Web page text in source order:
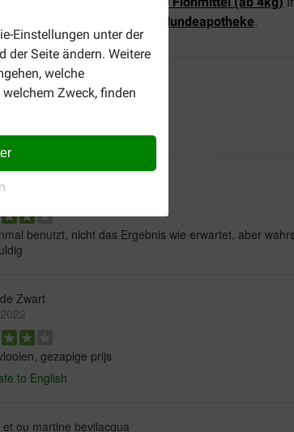
Einstellungen unter der
der Seite ändern. Weitere
welche
Zweck, finden
Übersichtsseite der Hundeapotheke.
Zimprich-Fuchs
benutzt, nicht das Ergebnis wie erwartet, aber
Zwart
gezapige prijs
to English
ou martine bevilacqua